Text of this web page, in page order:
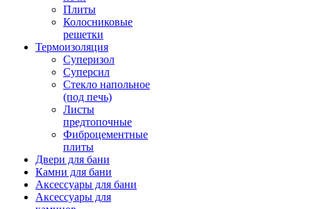
Плиты
Колосниковые
решетки
Термоизоляция
Суперизол
Суперсил
Стекло напольное
(под печь)
Листы
предтопочные
Фиброцементные
плиты
Двери для бани
Камни для бани
Аксессуары для бани
Аксессуары для